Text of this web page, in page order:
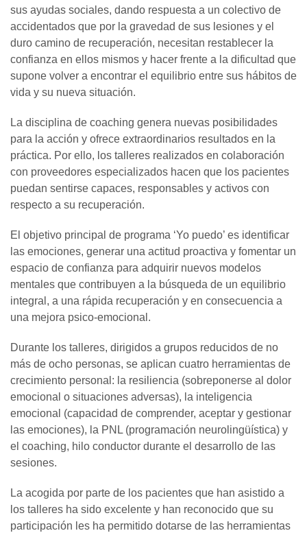
sus ayudas sociales, dando respuesta a un colectivo de
accidentados que por la gravedad de sus lesiones y el
duro camino de recuperación, necesitan restablecer la
confianza en ellos mismos y hacer frente a la dificultad que
supone volver a encontrar el equilibrio entre sus hábitos de
vida y su nueva situación.
La disciplina de coaching genera nuevas posibilidades
para la acción y ofrece extraordinarios resultados en la
práctica. Por ello, los talleres realizados en colaboración
con proveedores especializados hacen que los pacientes
puedan sentirse capaces, responsables y activos con
respecto a su recuperación.
El objetivo principal de programa ‘Yo puedo’ es identificar
las emociones, generar una actitud proactiva y fomentar un
espacio de confianza para adquirir nuevos modelos
mentales que contribuyen a la búsqueda de un equilibrio
integral, a una rápida recuperación y en consecuencia a
una mejora psico-emocional.
Durante los talleres, dirigidos a grupos reducidos de no
más de ocho personas, se aplican cuatro herramientas de
crecimiento personal: la resiliencia (sobreponerse al dolor
emocional o situaciones adversas), la inteligencia
emocional (capacidad de comprender, aceptar y gestionar
las emociones), la PNL (programación neurolingüística) y
el coaching, hilo conductor durante el desarrollo de las
sesiones.
La acogida por parte de los pacientes que han asistido a
los talleres ha sido excelente y han reconocido que su
participación les ha permitido dotarse de las herramientas